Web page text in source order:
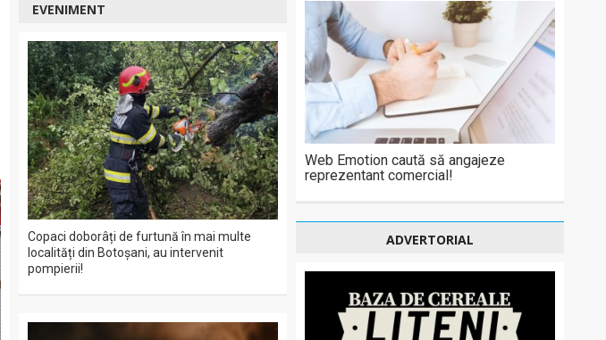
EVENIMENT
Copaci doborâți de furtună în mai multe
localități din Botoșani, au intervenit
pompierii!
Web Emotion caută să angajeze
reprezentant comercial!
ADVERTORIAL